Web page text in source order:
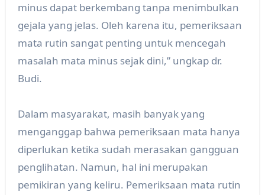
minus dapat berkembang tanpa menimbulkan
gejala yang jelas. Oleh karena itu, pemeriksaan
mata rutin sangat penting untuk mencegah
masalah mata minus sejak dini,” ungkap dr.
Budi.
Dalam masyarakat, masih banyak yang
menganggap bahwa pemeriksaan mata hanya
diperlukan ketika sudah merasakan gangguan
penglihatan. Namun, hal ini merupakan
pemikiran yang keliru. Pemeriksaan mata rutin